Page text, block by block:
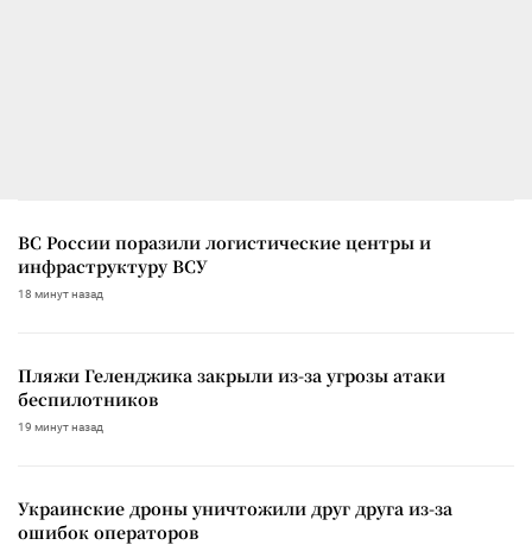
ВС России поразили логистические центры и
инфраструктуру ВСУ
18 минут назад
Пляжи Геленджика закрыли из-за угрозы атаки
беспилотников
19 минут назад
Украинские дроны уничтожили друг друга из-за
ошибок операторов